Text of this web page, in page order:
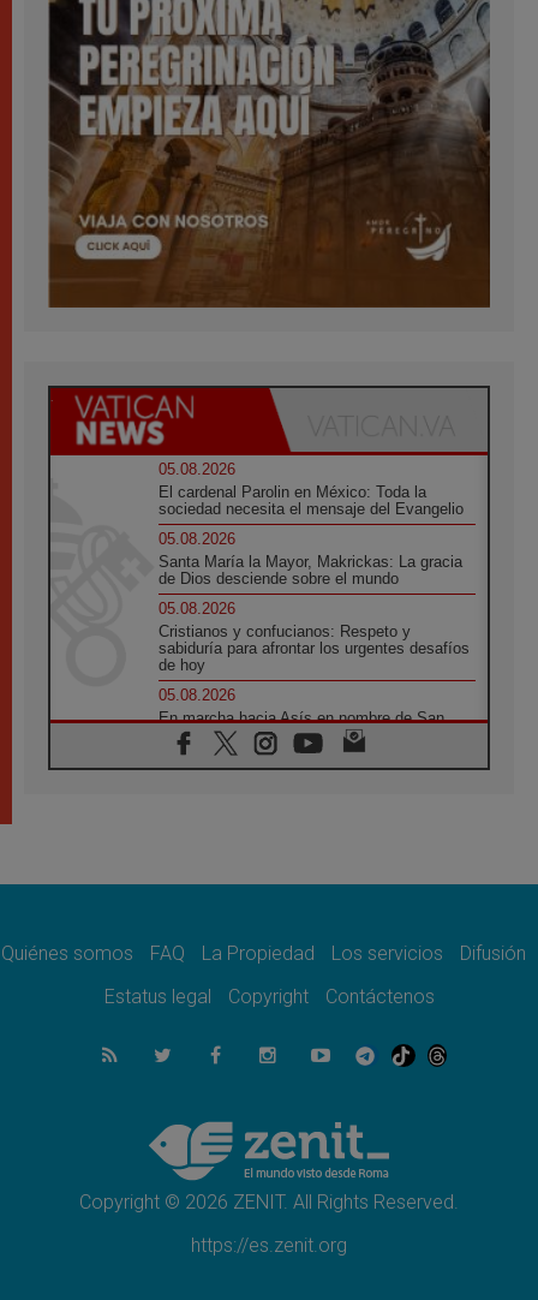
05.08.2026
El cardenal Parolin en México: Toda la
sociedad necesita el mensaje del Evangelio
05.08.2026
Santa María la Mayor, Makrickas: La gracia
de Dios desciende sobre el mundo
05.08.2026
Cristianos y confucianos: Respeto y
sabiduría para afrontar los urgentes desafíos
de hoy
05.08.2026
En marcha hacia Asís en nombre de San
Francisco, a la espera de León
05.08.2026
quienes bendicen la guerra
Ucrania: Ataque masivo en Kyiv durante la
noche
05.08.2026
Colombo: "La visita del Papa a Argentina
05.08.2026
Iglesia en Uruguay: la visita del Papa
fortalecerá la fe y la esperanza
Quiénes somos FAQ La Propiedad Los servicios
Difusión
Estatus legal
Copyright Contáctenos
Copyright © 2026 ZENIT. All Rights Reserved.
https://es.zenit.org